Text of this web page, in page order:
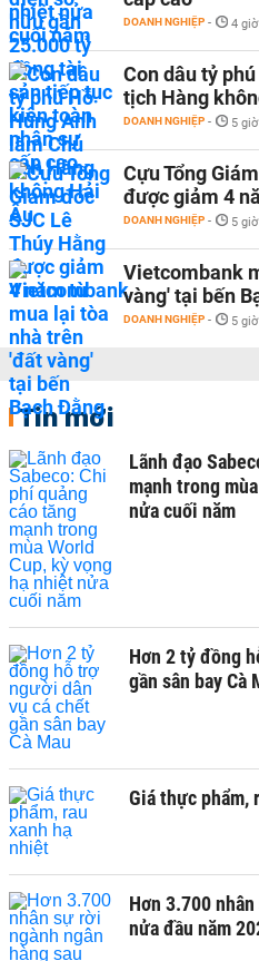
DOANH NGHIỆP - 4
Con dâu tỷ
tịch Hàng
DOANH NGHIỆP - 5
Cựu Tổng
được giảm 4
DOANH NGHIỆP - 5
Vietcombank
vàng' tại bến
DOANH NGHIỆP - 5
Tin mới
Lãnh đạo
mạnh trong
nửa cuối năm
Hơn 2 tỷ đồng
gần sân bay Cà
Giá thực phẩm,
Hơn 3.700
nửa đầu năm